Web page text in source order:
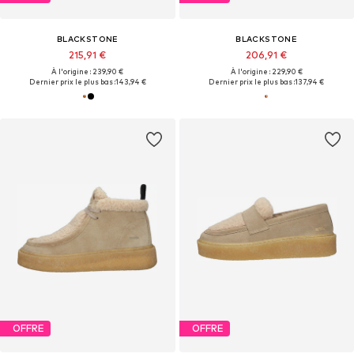
BLACKSTONE
215,91 €
À l'origine : 239,90 €
Dernier prix le plus bas :143,94 €
BLACKSTONE
206,91 €
À l'origine : 229,90 €
Dernier prix le plus bas :137,94 €
OFFRE OFFRE